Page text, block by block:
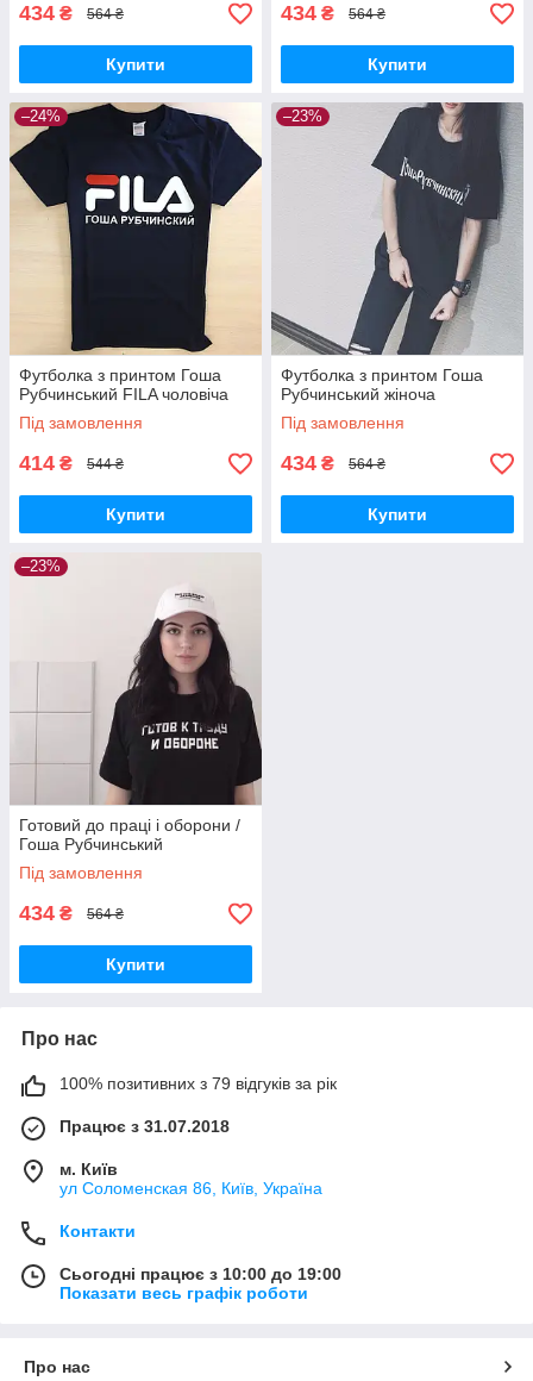
434 ₴ 564 ₴
Купити
434 ₴ 564 ₴
Купити
–24%
Футболка з принтом Гоша
Рубчинський FILA чоловіча
Під замовлення
414 ₴ 544 ₴
Купити
–23%
Футболка з принтом Гоша
Рубчинський жіноча
Під замовлення
434 ₴ 564 ₴
Купити
–23%
Готовий до праці і оборони /
Гоша Рубчинський
Під замовлення
434 ₴ 564 ₴
Купити
Про нас
100% позитивних з 79 відгуків за рік
Працює з 31.07.2018
м. Київ
ул Соломенская 86, Київ, Україна
Контакти
Сьогодні працює з 10:00 до 19:00
Показати весь графік роботи
Про нас